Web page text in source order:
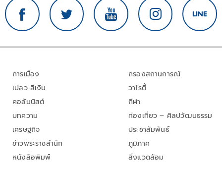
การเมือง
เปลว สีเงิน
คอลัมนิสต์
บทความ
เศรษฐกิจ
ข่าวพระราชสำนัก
หนังสือพิมพ์
กรองสถานการณ์
วาไรตี้
กีฬา
ท่องเที่ยว – ศิลปวัฒนธรรม
ประชาสัมพันธ์
ภูมิภาค
สิ่งแวดล้อม